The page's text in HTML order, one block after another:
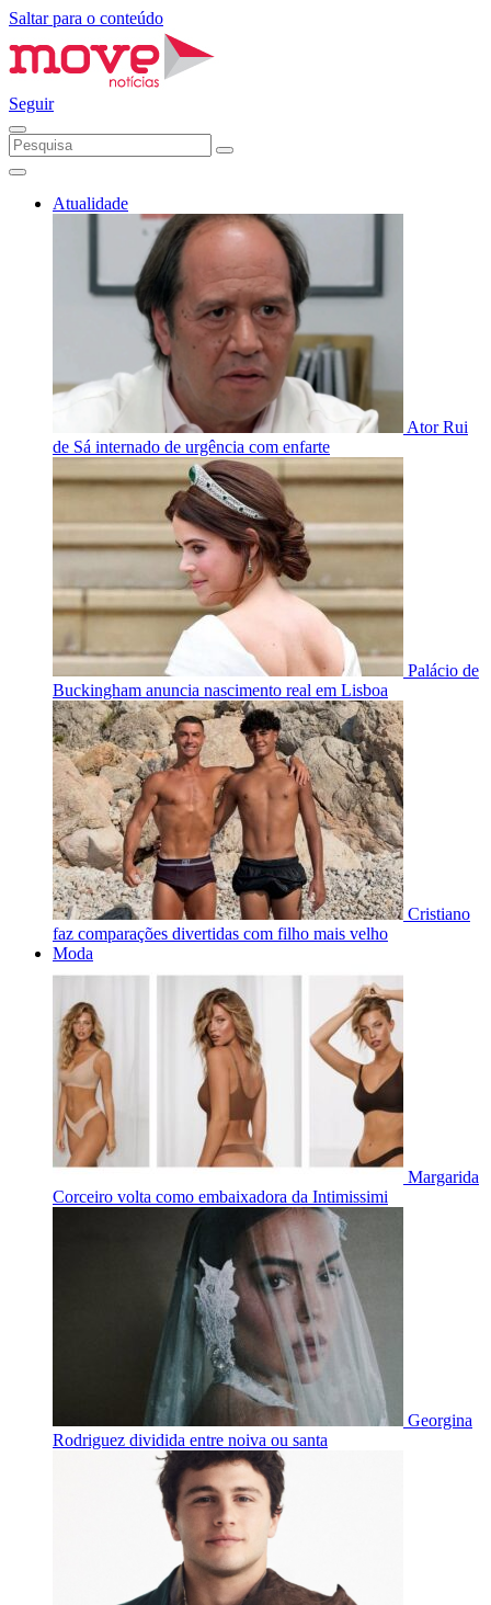
Saltar para o conteúdo
Seguir
Atualidade
Ator Rui
de Sá internado de urgência com enfarte
Palácio de
Buckingham anuncia nascimento real em Lisboa
Cristiano
faz comparações divertidas com filho mais velho
Moda
Margarida
Corceiro volta como embaixadora da Intimissimi
Georgina
Rodriguez dividida entre noiva ou santa